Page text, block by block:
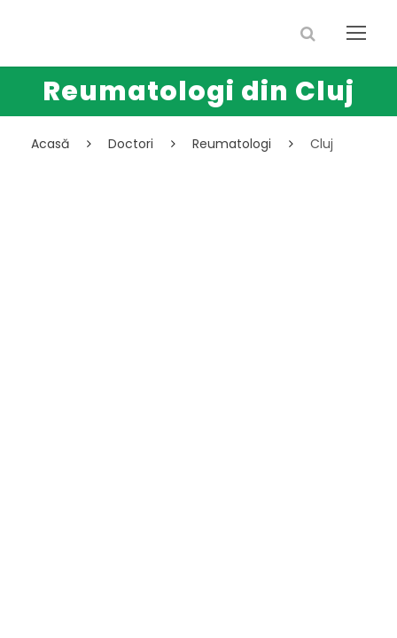
Reumatologi din Cluj
Acasă Doctori Reumatologi Cluj